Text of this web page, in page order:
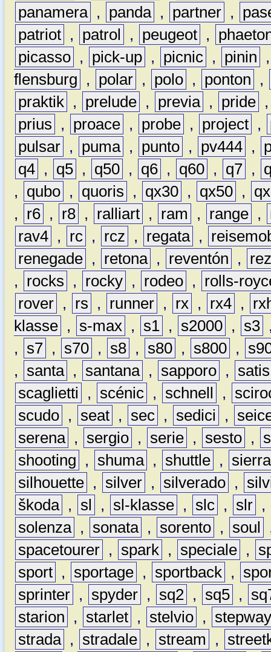
panamera , panda , partner ,
patriot , patrol , peugeot ,
picasso , pick-up , picnic , pinin
flensburg
, polar , polo , ponton
,
praktik , prelude , previa , pride
prius
, proace , probe , project ,
pulsar , puma , punto , pv444 ,
q4 , q5 , q50 , q6 , q60 , q7 ,
,
qubo , quoris , qx30 , qx50 ,
,
r6 , r8 , ralliart , ram , range ,
rav4 , rc , rcz , regata ,
renegade , retona , reventón ,
,
rocks , rocky , rodeo ,
rolls-
rover , rs , runner , rx , rx4 ,
klasse , s-max , s1 , s2000 , s3
,
s7 , s70 , s8 , s80 , s800 ,
,
santa , santana , sapporo ,
satis
scaglietti
, scénic , schnell ,
scudo , seat , sec , sedici ,
serena , sergio , serie , sesto ,
shooting
, shuma , shuttle ,
sierra
silhouette , silver , silverado ,
škoda , sl , sl-klasse , slc , slr ,
solenza , sonata , sorento , soul
spacetourer , spark , speciale ,
sport , sportage , sportback ,
sprinter , spyder , sq2 , sq5 ,
starion
, starlet , stelvio ,
strada , stradale , stream ,